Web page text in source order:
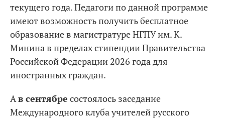
текущего года. Педагоги по данной программе
имеют возможность получить бесплатное
образование в магистратуре НГПУ им. К.
Минина в пределах стипендии Правительства
Российской Федерации 2026 года для
иностранных граждан.
Ав сентябре состоялось заседание
Международного клуба учителей русского